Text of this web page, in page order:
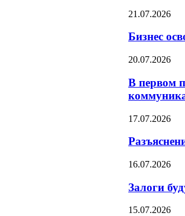
21.07.2026
Бизнес
20.07.2026
В первом
17.07.2026
16.07.2026
Залоги
15.07.2026